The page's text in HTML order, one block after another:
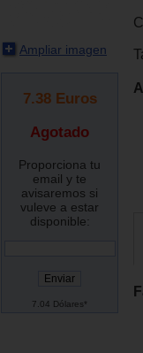
Ampliar imagen
7.38 Euros
Agotado
Proporciona tu
email y te
avisaremos si
vuleve a estar
disponible:
7.04 Dólares*